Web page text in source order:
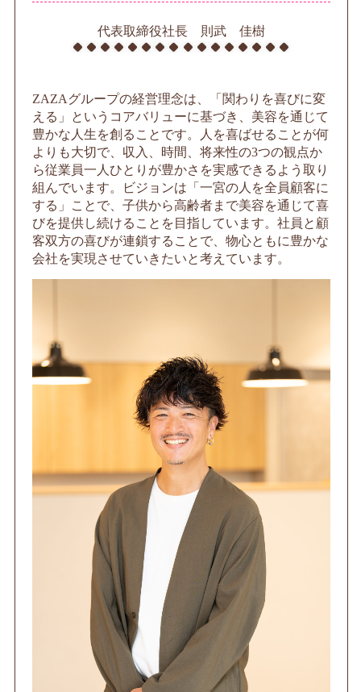
代表取締役社長 則武 佳樹
ZAZAグループの経営理念は、「関わりを喜びに変
える」というコアバリューに基づき、美容を通じて
豊かな人生を創ることです。人を喜ばせることが何
よりも大切で、収入、時間、将来性の3つの観点か
ら従業員一人ひとりが豊かさを実感できるよう取り
組んでいます。ビジョンは「一宮の人を全員顧客に
する」ことで、子供から高齢者まで美容を通じて喜
びを提供し続けることを目指しています。社員と顧
客双方の喜びが連鎖することで、物心ともに豊かな
会社を実現させていきたいと考えています。